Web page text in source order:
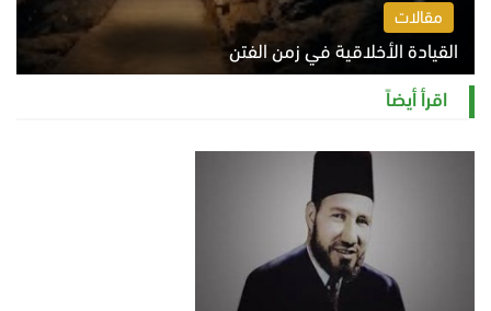
مقالات
القيادة الأخلاقية في زمن الفتن
الاثنين 10 أغسطس 2026 11:31 ص
اقرأ أيضاً